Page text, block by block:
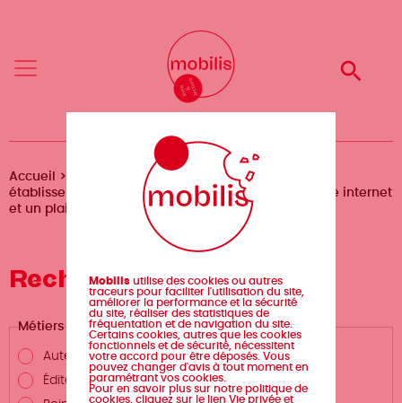
Menu
principal
Menu
Fil
d'Ariane
Accueil Fiches pratiques
établissements de santé et médico-sociaux : un site internet
et un plaidoyer
Recherche avancée
Métiers
Auteurs.rices et métiers de la création
Éditeurs.rices et structures éditrices
Mobilis utilise des cookies ou autres
traceurs pour faciliter l'utilisation du site,
améliorer la performance et la sécurité
du site, réaliser des statistiques de
fréquentation et de navigation du site.
Certains cookies, autres que les cookies
fonctionnels et de sécurité, nécessitent
votre accord pour être déposés. Vous
pouvez changer d'avis à tout moment en
paramétrant vos cookies.
Pour en savoir plus sur notre politique de
cookies, cliquez sur le lien Vie privée et